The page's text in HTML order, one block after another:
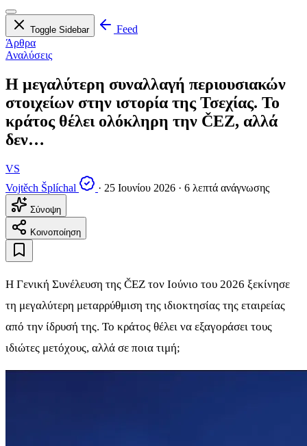
Toggle Sidebar
Feed
Άρθρα
Αναλύσεις
Η μεγαλύτερη συναλλαγή περιουσιακών
στοιχείων στην ιστορία της Τσεχίας. Το
κράτος θέλει ολόκληρη την ČEZ, αλλά
δεν…
VS
Vojtěch Šplíchal
· 25 Ιουνίου 2026 · 6 λεπτά ανάγνωσης
Σύνοψη
Κοινοποίηση
Η Γενική Συνέλευση της ČEZ τον Ιούνιο του 2026 ξεκίνησε
τη μεγαλύτερη μεταρρύθμιση της ιδιοκτησίας της εταιρείας
από την ίδρυσή της. Το κράτος θέλει να εξαγοράσει τους
ιδιώτες μετόχους, αλλά σε ποια τιμή;